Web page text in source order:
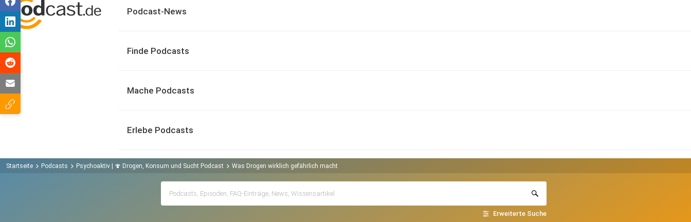
Podcast-News
Finde Podcasts
Mache Podcasts
Erlebe Podcasts
Startseite Podcasts Psychoaktiv | 🍄 Drogen, Konsum und Sucht Podcast ️Was Drogen wirklich gefährlich macht
Erweiterte Suche